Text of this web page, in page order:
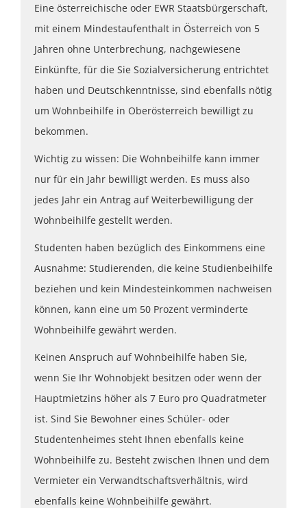
Eine österreichische oder EWR Staatsbürgerschaft,
mit einem Mindestaufenthalt in Österreich von 5
Jahren ohne Unterbrechung, nachgewiesene
Einkünfte, für die Sie Sozialversicherung entrichtet
haben und Deutschkenntnisse, sind ebenfalls nötig
um Wohnbeihilfe in Oberösterreich bewilligt zu
bekommen.
Wichtig zu wissen: Die Wohnbeihilfe kann immer
nur für ein Jahr bewilligt werden. Es muss also
jedes Jahr ein Antrag auf Weiterbewilligung der
Wohnbeihilfe gestellt werden.
Studenten haben bezüglich des Einkommens eine
Ausnahme: Studierenden, die keine Studienbeihilfe
beziehen und kein Mindesteinkommen nachweisen
können, kann eine um 50 Prozent verminderte
Wohnbeihilfe gewährt werden.
Keinen Anspruch auf Wohnbeihilfe haben Sie,
wenn Sie Ihr Wohnobjekt besitzen oder wenn der
Hauptmietzins höher als 7 Euro pro Quadratmeter
ist. Sind Sie Bewohner eines Schüler- oder
Studentenheimes steht Ihnen ebenfalls keine
Wohnbeihilfe zu. Besteht zwischen Ihnen und dem
Vermieter ein Verwandtschaftsverhältnis, wird
ebenfalls keine Wohnbeihilfe gewährt.